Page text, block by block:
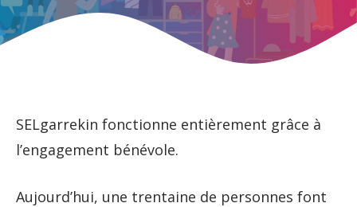
SELgarrekin fonctionne entièrement grâce à
l’engagement bénévole.
Aujourd’hui, une trentaine de personnes font